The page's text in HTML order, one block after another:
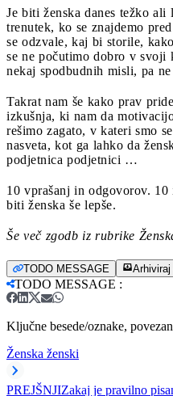
Je biti ženska danes težko
trenutek, ko se znajdemo
se odzvale, kaj bi storile,
se ne počutimo dobro v svoji
nekaj spodbudnih misli, pa
Takrat nam še kako prav
izkušnja, ki nam da
rešimo zagato, v kateri smo
nasveta, kot ga lahko da
podjetnica podjetnici …
10 vprašanj in odgovorov.
biti ženska še lepše.
Še več zgodb iz rubrike
TODO MESSAGE
TODO MESSAGE :
Ključne besede/oznake,
Ženska ženski
PREJŠNJIZakaj je pravilno